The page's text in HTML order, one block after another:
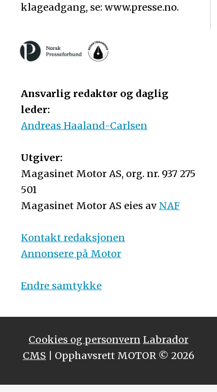
klageadgang, se: www.presse.no.
Ansvarlig redaktør og daglig
leder:
Andreas Haaland-Carlsen
Utgiver:
Magasinet Motor AS, org. nr. 937 275
501
Magasinet Motor AS eies av NAF
Kontakt redaksjonen
Annonsere på Motor
Endre samtykke
Cookies og personvern Labrador
CMS | Opphavsrett MOTOR © 2026